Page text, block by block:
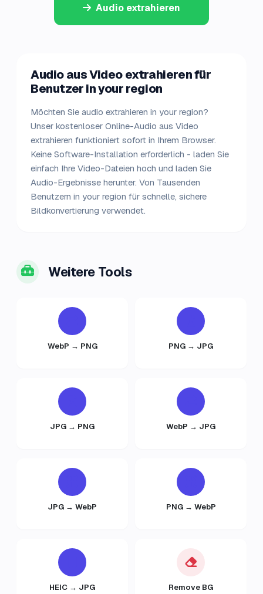
Audio extrahieren
Audio aus Video extrahieren für
Benutzer in your region
Möchten Sie audio extrahieren in your region?
Unser kostenloser Online-Audio aus Video
extrahieren funktioniert sofort in Ihrem Browser.
Keine Software-Installation erforderlich - laden Sie
einfach Ihre Video-Dateien hoch und laden Sie
Audio-Ergebnisse herunter. Von Tausenden
Benutzern in your region für schnelle, sichere
Bildkonvertierung verwendet.
Weitere Tools
WebP → PNG PNG → JPG
JPG → PNG WebP → JPG
JPG → WebP PNG → WebP
HEIC → JPG Remove BG